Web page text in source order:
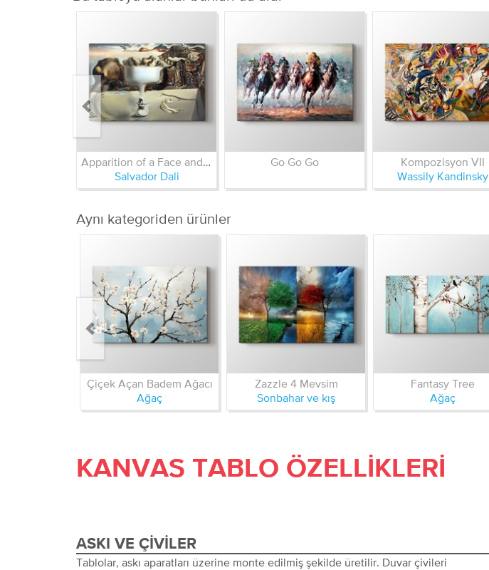
Salvador Dali
Go Go Go
Kompozisyon VII
Wassily Kandinsky
Aynı kategoriden ürünler
Çiçek Açan Badem Ağacı
Ağaç
Zazzle 4 Mevsim
Sonbahar ve kış
Fantasy Tree
Ağaç
KANVAS TABLO ÖZELLIKLERI
ASKI VE ÇIVILER
Tablolar, askı aparatları üzerine monte edilmiş şekilde üretilir. Duvar çivileri